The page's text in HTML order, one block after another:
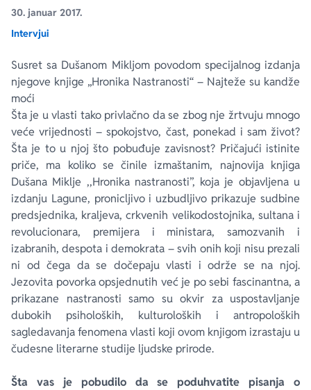
30. januar 2017.
Intervjui
Susret sa Dušanom Mikljom povodom specijalnog izdanja
njegove knjige „Hronika Nastranosti“ – Najteže su kandže
moći
Šta je u vlasti tako privlačno da se zbog nje žrtvuju mnogo
veće vrijednosti – spokojstvo, čast, ponekad i sam život?
Šta je to u njoj što pobuđuje zavisnost? Pričajući istinite
priče, ma koliko se činile izmaštanim, najnovija knjiga
Dušana Miklje ,,Hronika nastranosti”, koja je objavljena u
izdanju Lagune, pronicljivo i uzbudljivo prikazuje sudbine
predsjednika, kraljeva, crkvenih velikodostojnika, sultana i
revolucionara, premijera i ministara, samozvanih i
izabranih, despota i demokrata – svih onih koji nisu prezali
ni od čega da se dočepaju vlasti i održe se na njoj.
Jezovita povorka opsjednutih već je po sebi fascinantna, a
prikazane nastranosti samo su okvir za uspostavljanje
dubokih psiholoških, kulturoloških i antropoloških
sagledavanja fenomena vlasti koji ovom knjigom izrastaju u
čudesne literarne studije ljudske prirode.
Šta vas je pobudilo da se poduhvatite pisanja o
Ekranizovane knjige
Za poklon
E-knjige
Autori
Poezija
Lični razvoj i popularna psihologija
Biografija
Bojan Ljubenović
Dejan Tiago-Stanković
Milica Jakovljević Mir-Jam
Peter Handke
Harlan Koben
Elif Šafak